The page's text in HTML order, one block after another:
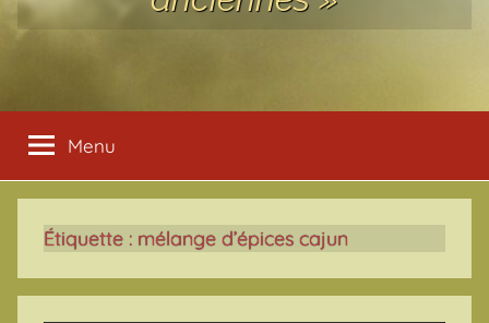
Menu
Étiquette : mélange d’épices cajun